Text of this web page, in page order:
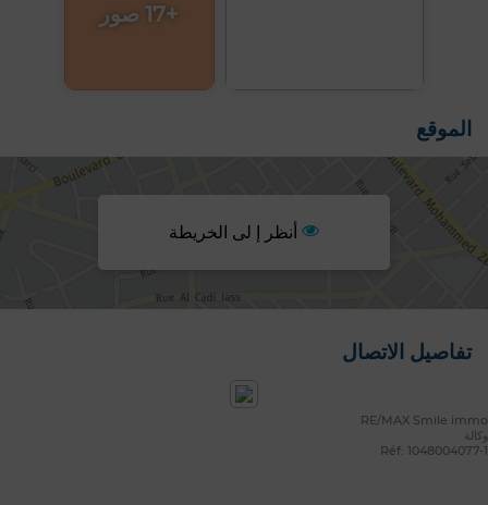
+17 صور
الموقع
أنظر إ لى الخريطة
تفاصيل الاتصال
RE/MAX Smile immo
وكالة
Réf: 1048004077-1